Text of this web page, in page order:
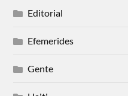
Editorial
Efemerides
Gente